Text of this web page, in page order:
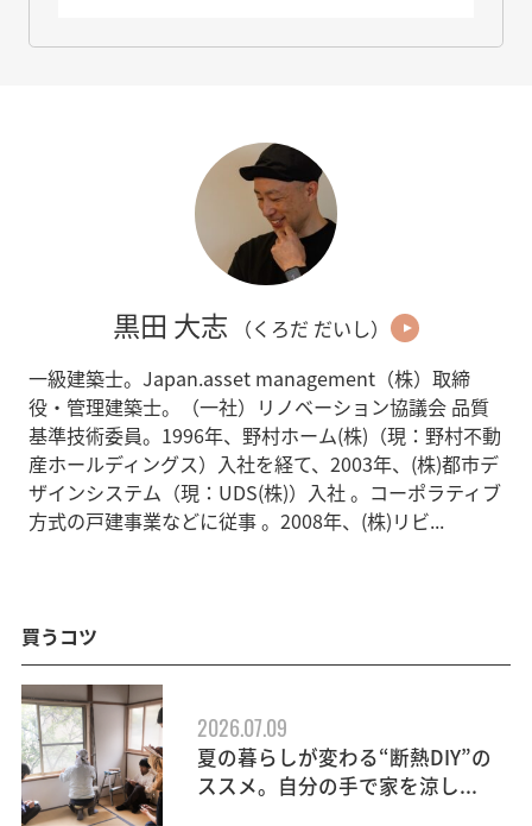
黒田 大志
（くろだ だいし）
一級建築士。Japan.asset management（株）取締
役・管理建築士。（一社）リノベーション協議会 品質
基準技術委員。1996年、野村ホーム(株)（現：野村不動
産ホールディングス）入社を経て、2003年、(株)都市デ
ザインシステム（現：UDS(株)）入社 。コーポラティブ
方式の戸建事業などに従事 。2008年、(株)リビ...
買うコツ
2026.07.09
夏の暮らしが変わる“断熱DIY”の
ススメ。自分の手で家を涼し...